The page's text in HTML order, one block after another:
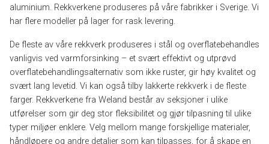
aluminium. Rekkverkene produseres på våre fabrikker i Sverige. Vi
har flere modeller på lager for rask levering.
De fleste av våre rekkverk produseres i stål og overflatebehandles
vanligvis ved varmforsinking – et svært effektivt og utprøvd
overflatebehandlingsalternativ som ikke ruster, gir høy kvalitet og
svært lang levetid. Vi kan også tilby lakkerte rekkverk i de fleste
farger. Rekkverkene fra Weland består av seksjoner i ulike
utførelser som gir deg stor fleksibilitet og gjør tilpasning til ulike
typer miljøer enklere. Velg mellom mange forskjellige materialer,
håndløpere og andre detaljer som kan tilpasses, for å skape en